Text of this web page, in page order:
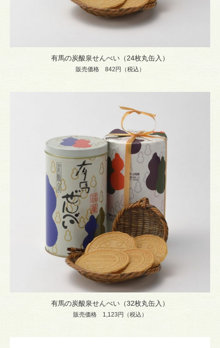
有馬の炭酸泉せんべい（24枚丸缶入）
販売価格 842円（税込）
有馬の炭酸泉せんべい（32枚丸缶入）
販売価格 1,123円（税込）